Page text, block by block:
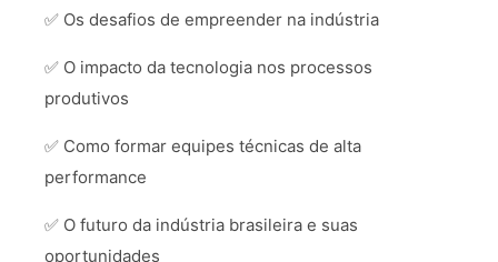
✅ Os desafios de empreender na indústria
✅ O impacto da tecnologia nos processos
produtivos
✅ Como formar equipes técnicas de alta
performance
✅ O futuro da indústria brasileira e suas
oportunidades